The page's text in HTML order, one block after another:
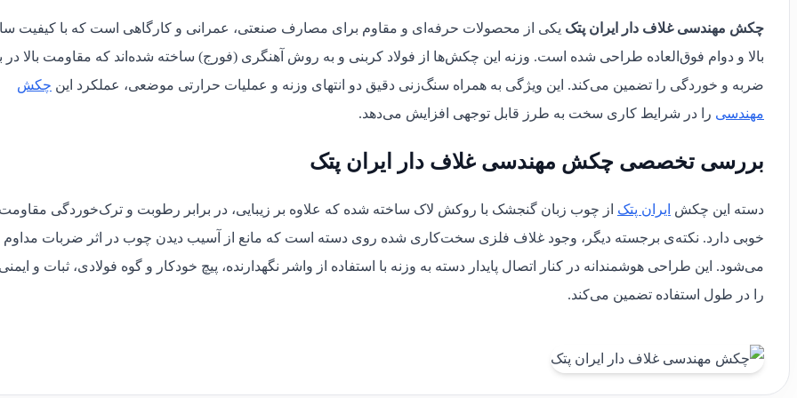
چکش مهندسی غلاف دار ایران پتک یکی از محصولات حرفه‌ای و مقاوم برای مصارف صنعتی، عمرانی و کارگاهی است که با کیفیت
بالا و دوام فوق‌العاده طراحی شده است. وزنه‌ این چکش‌ها از فولاد کربنی و به روش آهنگری (فورج) ساخته شده‌اند که مقاومت بالا در
ضربه و خوردگی را تضمین می‌کند. این ویژگی به همراه سنگ‌زنی دقیق دو انتهای وزنه و عملیات حرارتی موضعی، عملکرد این چکش
مهندسی را در شرایط کاری سخت به طرز قابل توجهی افزایش می‌دهد.
بررسی تخصصی چکش مهندسی غلاف دار ایران پتک
دسته‌ این چکش ایران پتک از چوب زبان گنجشک با روکش لاک ساخته شده که علاوه بر زیبایی، در برابر رطوبت و ترک‌خوردگی مقاومت
خوبی دارد. نکته‌ی برجسته دیگر، وجود غلاف فلزی سخت‌کاری شده روی دسته است که مانع از آسیب دیدن چوب در اثر ضربات مداوم
می‌شود. این طراحی هوشمندانه در کنار اتصال پایدار دسته به وزنه با استفاده از واشر نگهدارنده، پیچ خودکار و گوه فولادی، ثبات و ایمنی
را در طول استفاده تضمین می‌کند.